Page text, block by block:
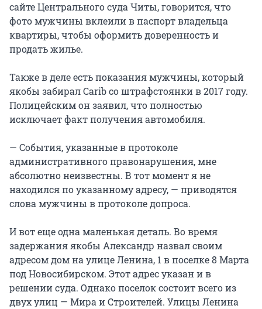
сайте Центрального суда Читы, говорится, что
фото мужчины вклеили в паспорт владельца
квартиры, чтобы оформить доверенность и
продать жилье.
Также в деле есть показания мужчины, который
якобы забирал Carib со штрафстоянки в 2017 году.
Полицейским он заявил, что полностью
исключает факт получения автомобиля.
— События, указанные в протоколе
административного правонарушения, мне
абсолютно неизвестны. В тот момент я не
находился по указанному адресу, — приводятся
слова мужчины в протоколе допроса.
И вот еще одна маленькая деталь. Во время
задержания якобы Александр назвал своим
адресом дом на улице Ленина, 1 в поселке 8 Марта
под Новосибирском. Этот адрес указан и в
решении суда. Однако поселок состоит всего из
двух улиц — Мира и Строителей. Улицы Ленина